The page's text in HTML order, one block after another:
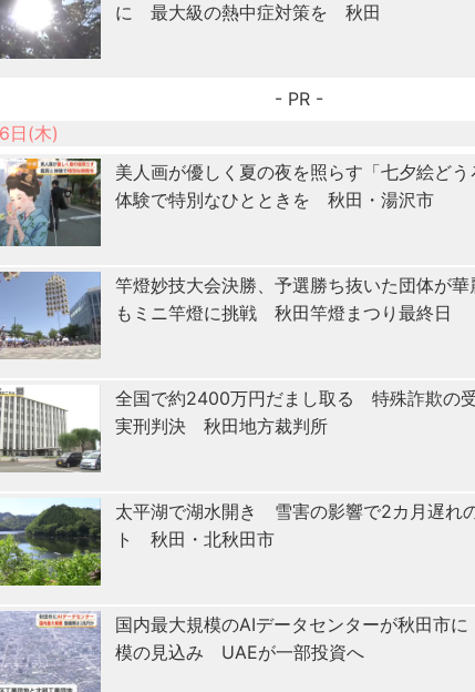
に 最大級の熱中症対策を 秋田
- PR -
日(木)
美人画が優しく夏の夜を照らす「七夕絵ど
体験で特別なひとときを 秋田・湯沢市
竿燈妙技大会決勝、予選勝ち抜いた団体が
もミニ竿燈に挑戦 秋田竿燈まつり最終日
全国で約2400万円だまし取る 特殊詐欺の
実刑判決 秋田地方裁判所
太平湖で湖水開き 雪害の影響で2カ月遅れ
ト 秋田・北秋田市
国内最大規模のAIデータセンターが秋田市
模の見込み UAEが一部投資へ